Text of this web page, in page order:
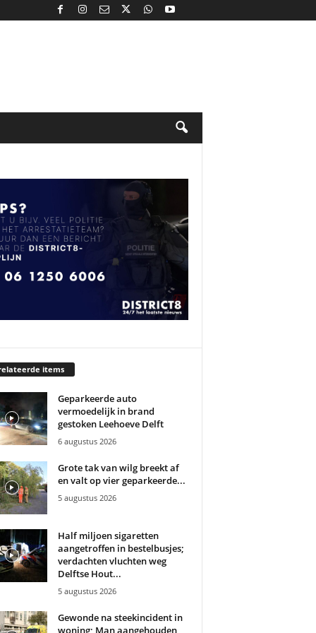
items
Geparkeerde auto
vermoedelijk in brand
gestoken Leehoeve Delft
6 augustus 2026
Grote tak van wilg breekt af
en valt op vier geparkeerde...
5 augustus 2026
Half miljoen sigaretten
aangetroffen in bestelbusjes;
verdachten vluchten weg
Delftse Hout...
5 augustus 2026
Gewonde na steekincident in
woning; Man aangehouden